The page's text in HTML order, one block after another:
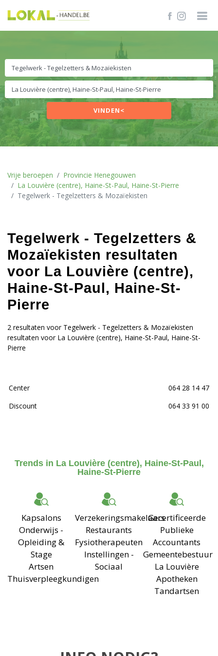
VINDEN<
Vrije beroepen
Provincie Henegouwen
La Louvière (centre), Haine-St-Paul, Haine-St-Pierre
Tegelwerk - Tegelzetters & Mozaïekisten
Tegelwerk - Tegelzetters &
Mozaïekisten resultaten
voor La Louvière (centre),
Haine-St-Paul, Haine-St-
Pierre
2 resultaten voor Tegelwerk - Tegelzetters & Mozaïekisten
resultaten voor La Louvière (centre), Haine-St-Paul, Haine-St-
Pierre
Center
064 28 14 47
Discount
064 33 91 00
Trends in La Louvière (centre), Haine-St-Paul,
Haine-St-Pierre
Kapsalons
Onderwijs -
Opleiding &
Stage
Artsen
Thuisverpleegkundigen
Verzekeringsmakelaars
Restaurants
Fysiotherapeuten
Instellingen -
Sociaal
Gecertificeerde
Publieke
Accountants
Gemeentebestuur
La Louvière
Apotheken
Tandartsen